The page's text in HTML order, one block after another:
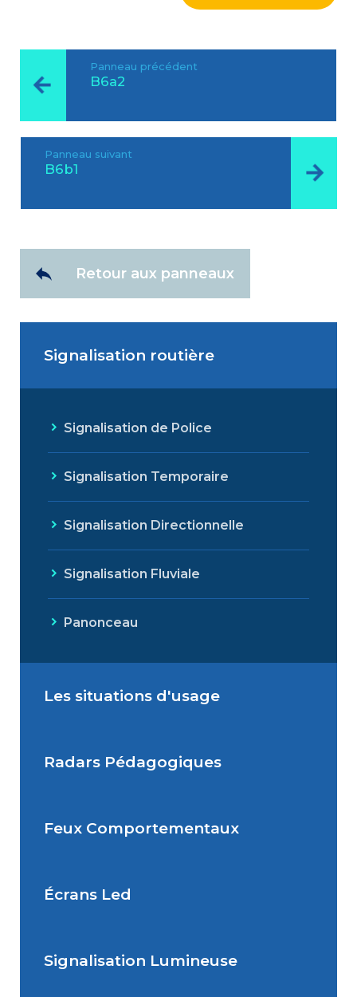
Panneau précédent
B6a2
Panneau suivant
B6b1
Retour aux panneaux
Signalisation routière
Signalisation de Police
Signalisation Temporaire
Signalisation Directionnelle
Signalisation Fluviale
Panonceau
Les situations d'usage
Situations de signalisation
Situations de signalisation
Radars Pédagogiques
Radar Pédagogique
Feux Comportementaux
Feu Comportemental
Écrans Led
Écran Géant Extérieur Led
Signalisation Lumineuse